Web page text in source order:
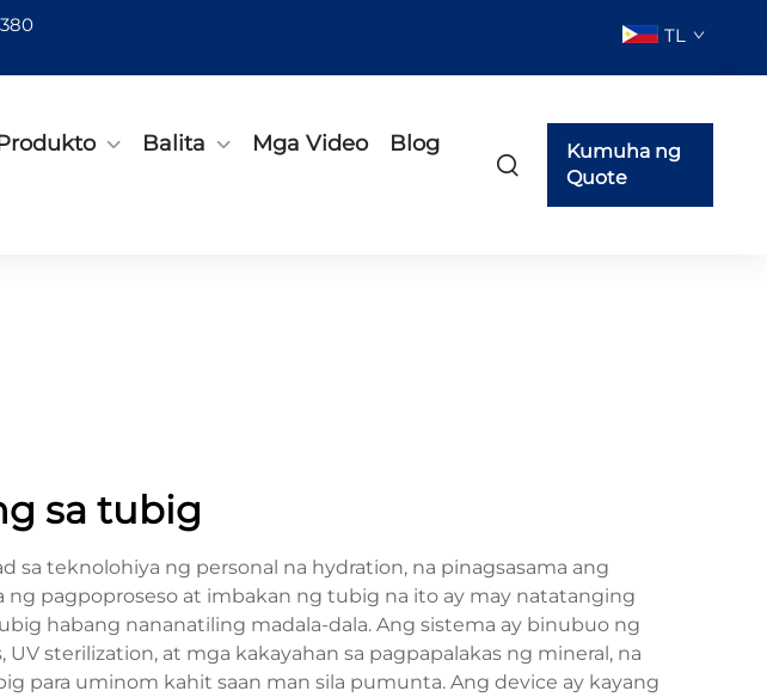
TL
Balita Mga Video
Blog
Kumuha ng
Quote
sa tubig
teknolohiya ng personal na hydration, na pinagsasama ang
pagpoproseso at imbakan ng tubig na ito ay may natatanging
habang nananatiling madala-dala. Ang sistema ay binubuo ng
sterilization, at mga kakayahan sa pagpapalakas ng mineral, na
para uminom kahit saan man sila pumunta. Ang device ay kayang